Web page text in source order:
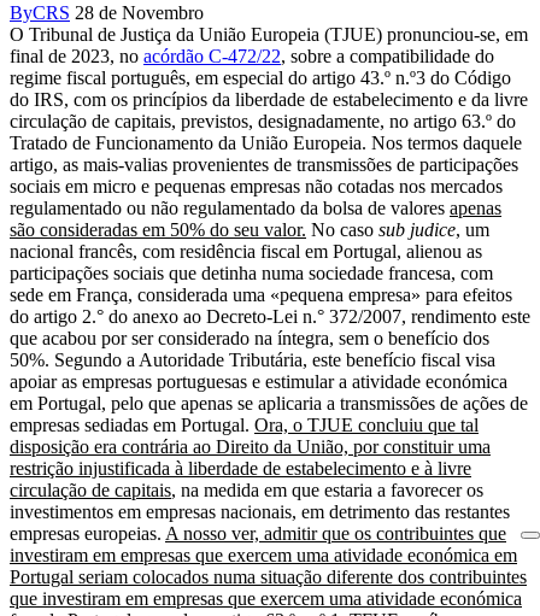
ByCRS 28 de Novembro
O Tribunal de Justiça da União Europeia (TJUE) pronunciou-se, em
final de 2023, no acórdão C-472/22, sobre a compatibilidade do
regime fiscal português, em especial do artigo 43.º n.º3 do Código
do IRS, com os princípios da liberdade de estabelecimento e da livre
circulação de capitais, previstos, designadamente, no artigo 63.º do
Tratado de Funcionamento da União Europeia. Nos termos daquele
artigo, as mais-valias provenientes de transmissões de participações
sociais em micro e pequenas empresas não cotadas nos mercados
regulamentado ou não regulamentado da bolsa de valores apenas
são consideradas em 50% do seu valor. No caso sub judice, um
nacional francês, com residência fiscal em Portugal, alienou as
participações sociais que detinha numa sociedade francesa, com
sede em França, considerada uma «pequena empresa» para efeitos
do artigo 2.° do anexo ao Decreto‑Lei n.° 372/2007, rendimento este
que acabou por ser considerado na íntegra, sem o benefício dos
50%. Segundo a Autoridade Tributária, este benefício fiscal visa
apoiar as empresas portuguesas e estimular a atividade económica
em Portugal, pelo que apenas se aplicaria a transmissões de ações de
empresas sediadas em Portugal. Ora, o TJUE concluiu que tal
disposição era contrária ao Direito da União, por constituir uma
restrição injustificada à liberdade de estabelecimento e à livre
circulação de capitais, na medida em que estaria a favorecer os
investimentos em empresas nacionais, em detrimento das restantes
empresas europeias. A nosso ver, admitir que os contribuintes que
investiram em empresas que exercem uma atividade económica em
Portugal seriam colocados numa situação diferente dos contribuintes
que investiram em empresas que exercem uma atividade económica